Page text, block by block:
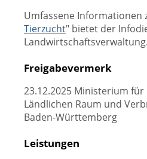
Umfassene Informationen
Tierzucht" bietet der
Landwirtschaftsverwaltung.
Freigabevermerk
23.12.2025 Ministerium für
Ländlichen Raum und
Baden-Württemberg
Leistungen